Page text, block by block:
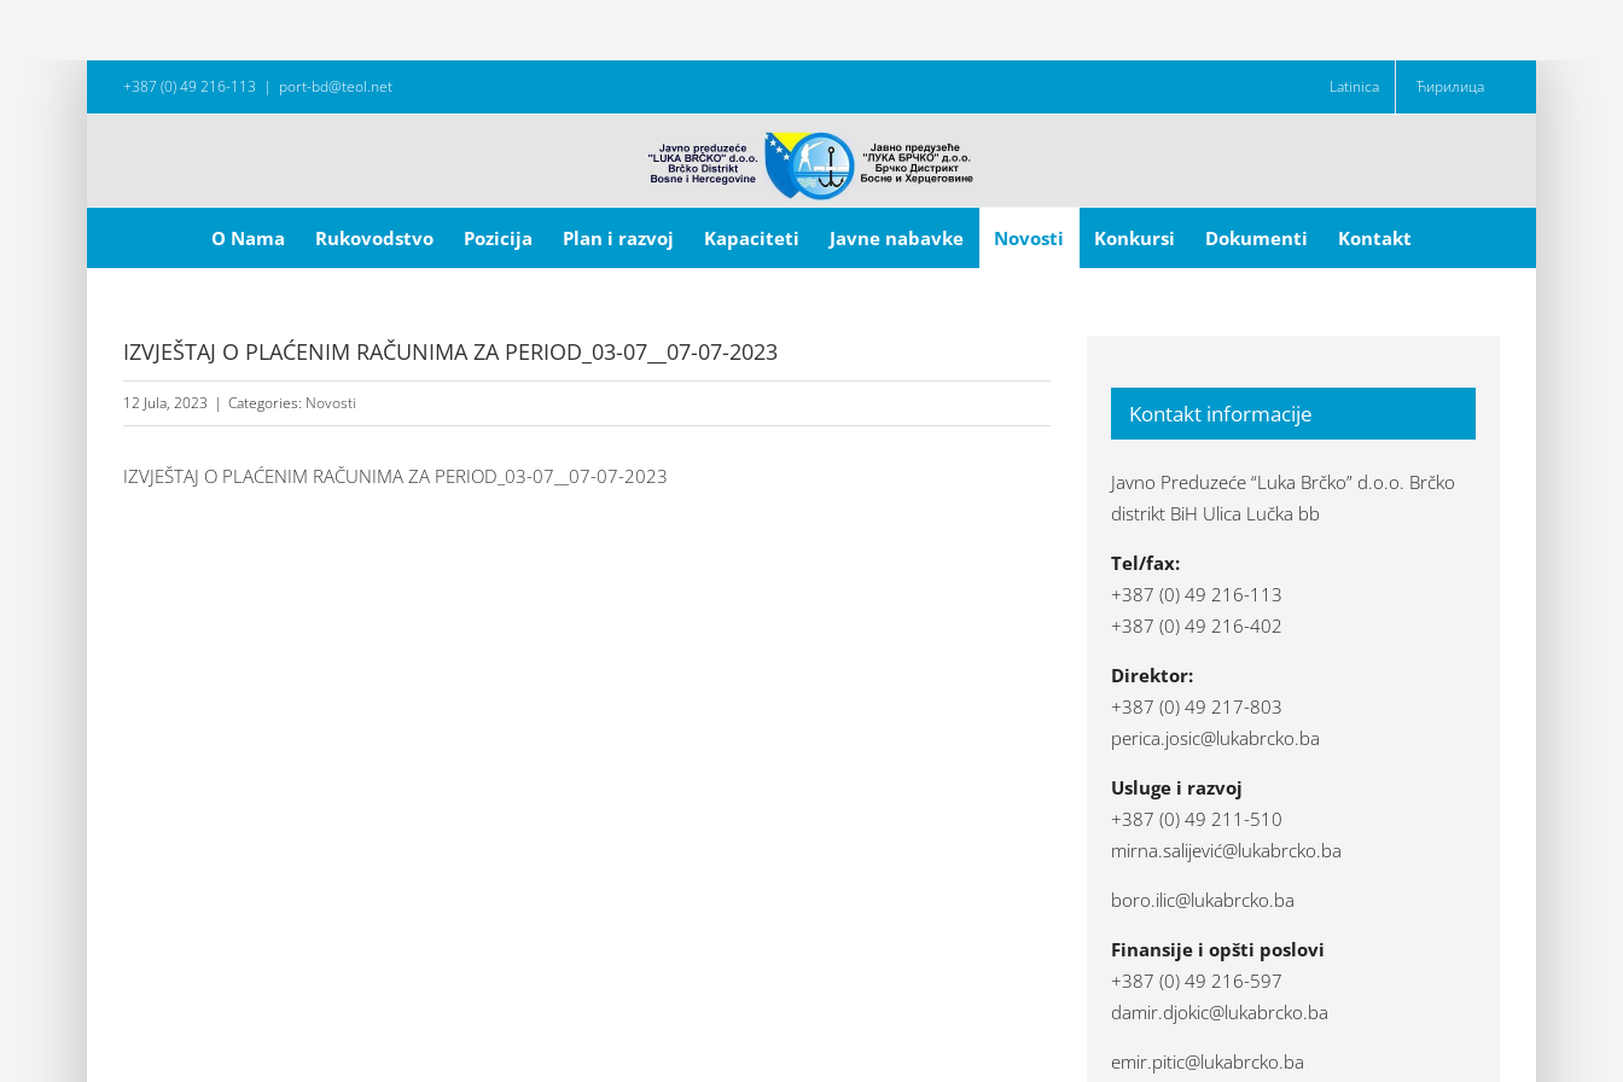
+387 (0) 49 216-113 | port-bd@teol.net Latinica Ћирилица
for:
O Nama
Rukovodstvo Pozicija Plan i razvoj Kapaciteti Javne nabavke Novosti Konkursi Dokumenti Kontakt
IZVJEŠTAJ O PLAĆENIM RAČUNIMA ZA PERIOD_03-07__07-07-2023
12 Jula, 2023 | Categories: Novosti
IZVJEŠTAJ O PLAĆENIM RAČUNIMA ZA PERIOD_03-07__07-07-2023
Kontakt informacije
Javno Preduzeće “Luka Brčko” d.o.o. Brčko
distrikt BiH Ulica Lučka bb
Tel/fax:
+387 (0) 49 216-113
+387 (0) 49 216-402
Direktor:
+387 (0) 49 217-803
perica.josic@lukabrcko.ba
Usluge i razvoj
+387 (0) 49 211-510
mirna.salijević@lukabrcko.ba
boro.ilic@lukabrcko.ba
Finansije i opšti poslovi
+387 (0) 49 216-597
damir.djokic@lukabrcko.ba
emir.pitic@lukabrcko.ba